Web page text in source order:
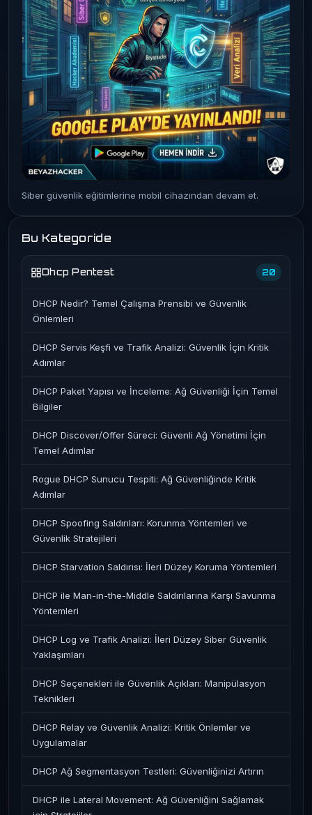
Siber güvenlik eğitimlerine mobil cihazından devam et.
Bu Kategoride
Dhcp Pentest 20
DHCP Nedir? Temel Çalışma Prensibi ve Güvenlik
Önlemleri
DHCP Servis Keşfi ve Trafik Analizi: Güvenlik İçin Kritik
Adımlar
DHCP Paket Yapısı ve İnceleme: Ağ Güvenliği İçin Temel
Bilgiler
DHCP Discover/Offer Süreci: Güvenli Ağ Yönetimi İçin
Temel Adımlar
Rogue DHCP Sunucu Tespiti: Ağ Güvenliğinde Kritik
Adımlar
DHCP Spoofing Saldırıları: Korunma Yöntemleri ve
Güvenlik Stratejileri
DHCP Starvation Saldırısı: İleri Düzey Koruma Yöntemleri
DHCP ile Man-in-the-Middle Saldırılarına Karşı Savunma
Yöntemleri
DHCP Log ve Trafik Analizi: İleri Düzey Siber Güvenlik
Yaklaşımları
DHCP Seçenekleri ile Güvenlik Açıkları: Manipülasyon
Teknikleri
DHCP Relay ve Güvenlik Analizi: Kritik Önlemler ve
Uygulamalar
DHCP Ağ Segmentasyon Testleri: Güvenliğinizi Artırın
DHCP ile Lateral Movement: Ağ Güvenliğini Sağlamak